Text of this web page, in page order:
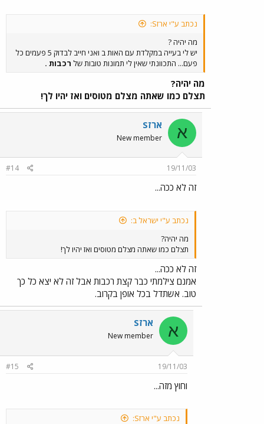
נכתב ע"י ארזS:
מה יהיה ?
יש לי בעייה במקלדת עם האות ב ואני חייב לבדוק 5 פעמים כל
פעם... התכוונתי שאין לי תמונות טובות של רכבות .
מה יהיה?
תצלם כמו שאתה מצלם מטוסים ואז יהיו לך!
א ארזS
New member
19/11/03
#14
זה לא ככה...
נכתב ע"י ישראל ב:
מה יהיה?
תצלם כמו שאתה מצלם מטוסים ואז יהיו לך!
זה לא ככה...
אמנם צילמתי כבר קצת רכבות אבל זה לא יצא כל כך
טוב. אשתדל בכל אופן בקרוב.
א ארזS
New member
19/11/03
#15
וחוץ מזה...
נכתב ע"י ארזS: